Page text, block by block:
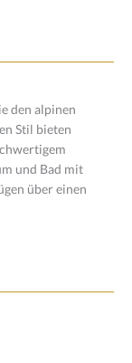
den alpinen
Stil bieten
und Bad mit
über einen